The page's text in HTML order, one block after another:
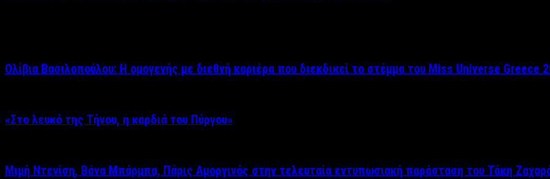
Ολίβια Βασιλοπούλου: Η ομογενής με διεθνή καριέρα που διεκδικεί το στέμμα του Miss Universe Greece
«Στο λευκό της Τήνου, η καρδιά του Πύργου»
Μιμή Ντενίση, Βάνα Μπάρμπα, Πάρις Αμοργινός στην τελευταία εντυπωσιακή παράσταση του Τάκη